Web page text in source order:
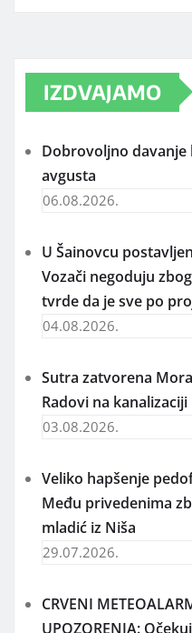
IZDVAJAMO
Dobrovoljno davanje
avgusta
06.08.2026.
U Šainovcu
Vozači negoduju
tvrde da je sve po
04.08.2026.
Sutra zatvorena
Radovi na
03.08.2026.
Veliko hapšenje
Među privedenima
mladić iz Niša
29.07.2026.
CRVENI
UPOZORENJA: